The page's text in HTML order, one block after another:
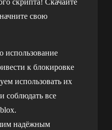
свою
использование
к блокировке
использовать их
соблюдать все
надёжным